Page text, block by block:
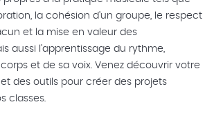
la cohésion d'un groupe, le respect
et la mise en valeur des
aussi l'apprentissage du rythme,
et de sa voix. Venez découvrir votre
des outils pour créer des projets
classes.